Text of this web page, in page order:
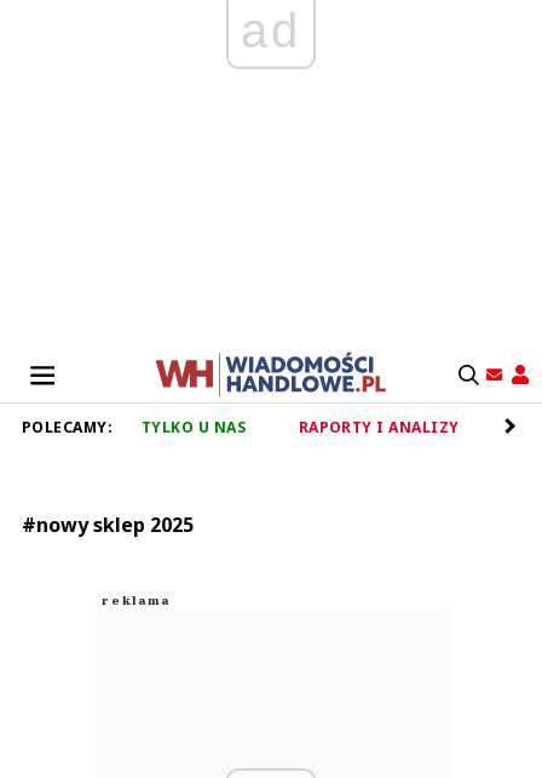
ad
POLECAMY: TYLKO U NAS RAPORTY I ANALIZY
#nowy sklep 2025